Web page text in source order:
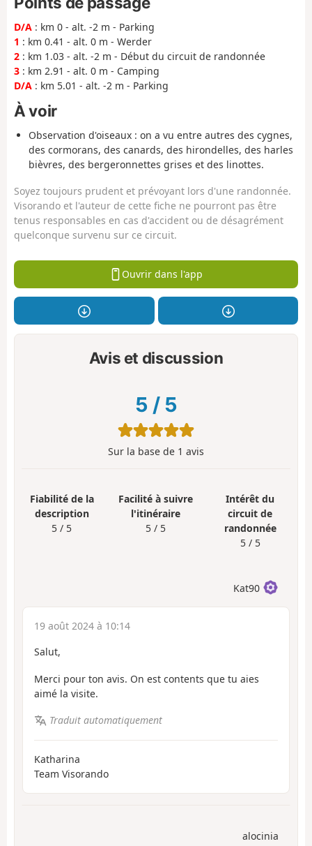
D/A : km 0 - alt. -2 m - Parking
1 : km 0.41 - alt. 0 m - Werder
2 : km 1.03 - alt. -2 m - Début du circuit de randonnée
3 : km 2.91 - alt. 0 m - Camping
D/A : km 5.01 - alt. -2 m - Parking
À voir
Observation d'oiseaux : on a vu entre autres des cygnes,
des cormorans, des canards, des hirondelles, des harles
bièvres, des bergeronnettes grises et des linottes.
Soyez toujours prudent et prévoyant lors d'une randonnée.
Visorando et l'auteur de cette fiche ne pourront pas être
tenus responsables en cas d'accident ou de désagrément
quelconque survenu sur ce circuit.
Ouvrir dans l'app
Avis et discussion
5 / 5
Sur la base de 1 avis
Fiabilité de la
description
5 / 5
Facilité à suivre
l'itinéraire
5 / 5
Intérêt du
circuit de
randonnée
5 / 5
Kat90
19 août 2024 à 10:14
Salut,
Merci pour ton avis. On est contents que tu aies
aimé la visite.
Traduit automatiquement
Katharina
Team Visorando
alocinia